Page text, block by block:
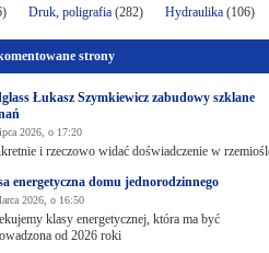
Druk, poligrafia (282) Hydraulika (106)
strony
Łukasz Szymkiewicz zabudowy szklane
2026, o 17:20
i rzeczowo widać doświadczenie w
energetyczna domu jednorodzinnego
2026, o 16:50
klasy energetycznej, która ma być
od 2026 roki